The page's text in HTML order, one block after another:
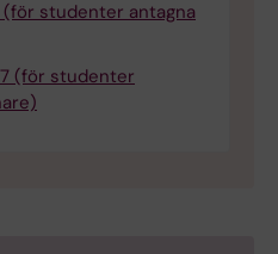
(för studenter antagna
(för studenter